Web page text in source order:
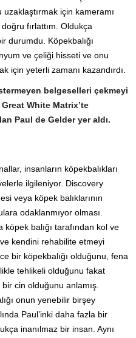
için kameramı
fırlattım. Oldukça
durumdu. Köpekbalığı
ve çeliği hisseti ve onu
için yeterli zamanı kazandırdı.
belgeselleri çekmeyi
White Matrix’te
Paul de Gelder yer aldı.
insanların köpekbalıkları
ilgileniyor. Discovery
veya köpek balıklarının
odaklanmıyor olması.
balığı tarafından kol ve
ve kendini rehabilite etmeyi
bir köpekbalığı olduğunu, fena
tehlikeli olduğunu fakat
cin olduğunu anlamış.
onun yenebilir birşey
Paul’inki daha fazla bir
inanılmaz bir insan. Aynı